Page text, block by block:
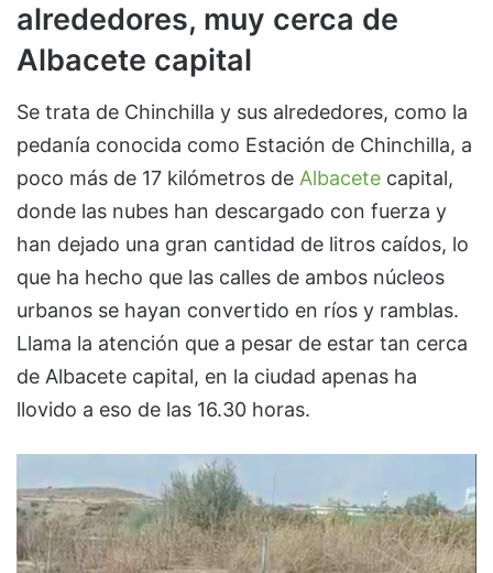
alrededores, muy cerca de
Albacete capital
Se trata de Chinchilla y sus alrededores, como la
pedanía conocida como Estación de Chinchilla, a
poco más de 17 kilómetros de Albacete capital,
donde las nubes han descargado con fuerza y
han dejado una gran cantidad de litros caídos, lo
que ha hecho que las calles de ambos núcleos
urbanos se hayan convertido en ríos y ramblas.
Llama la atención que a pesar de estar tan cerca
de Albacete capital, en la ciudad apenas ha
llovido a eso de las 16.30 horas.